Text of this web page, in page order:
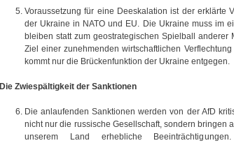
Voraussetzung für eine Deeskalation ist der erklärte
der Ukraine in NATO und EU. Die Ukraine muss im
bleiben statt zum geostrategischen Spielball anderer
Ziel einer zunehmenden wirtschaftlichen
kommt nur die Brückenfunktion der Ukraine entgegen.
Die Zwiespältigkeit der Sanktionen
Die anlaufenden Sanktionen werden von der AfD
nicht nur die russische Gesellschaft, sondern bringen
unserem Land erhebliche